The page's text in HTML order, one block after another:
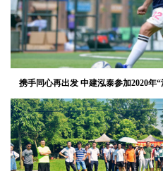
携手同心再出发 中建泓泰参加